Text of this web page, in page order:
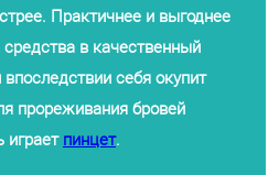
Практичнее и выгоднее
в качественный
себя окупит
прореживания бровей
играет пинцет.